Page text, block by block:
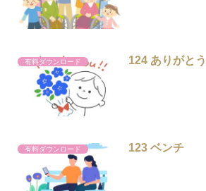
有料ダウンロード 124 ありがとう
有料ダウンロード 123 ベンチ